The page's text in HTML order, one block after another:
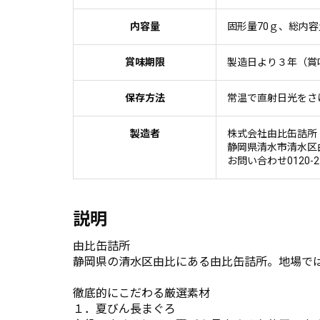
内容量 固形量70ｇ、総内
賞味期限 製造日より３年（
保存方法 常温で直射日光を
製造者
株式会社由比缶詰所
静岡県清水市清水
お問い合わせ0120-
説明
由比缶詰所
静岡県の清水区由比にある由比缶詰所。地場
徹底的にこだわる厳選素材
１．夏びん長まぐろ